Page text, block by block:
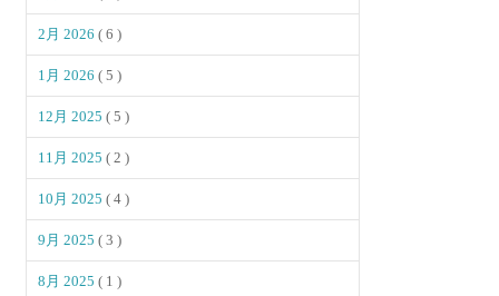
2月 2026( 6 )
1月 2026( 5 )
12月 2025( 5 )
11月 2025( 2 )
10月 2025( 4 )
9月 2025( 3 )
8月 2025( 1 )